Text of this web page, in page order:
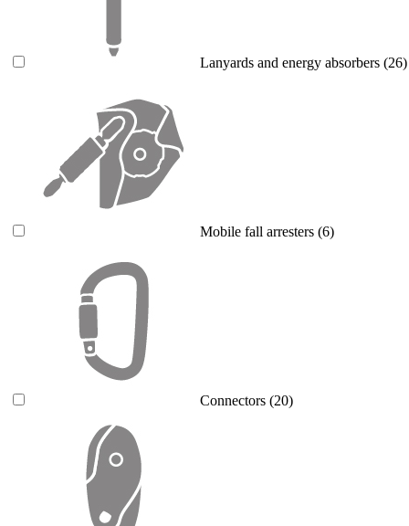
Lanyards and energy absorbers (26)
Mobile fall arresters (6)
Connectors (20)